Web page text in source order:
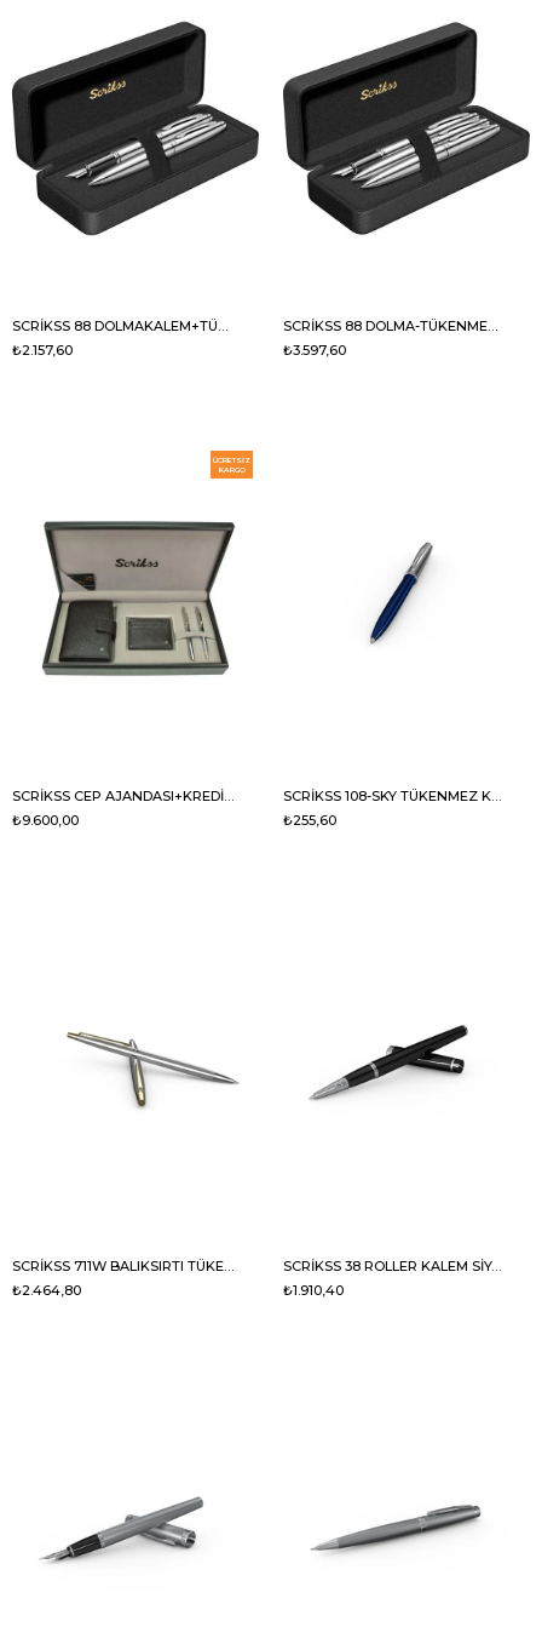
SCRİKSS 88 DOLMAKALEM+TÜKENMEZ KALEM KROM
₺2.157,60
SCRİKSS 88 DOLMA-TÜKENMEZ-VERS. Knight 3 LÜ
₺3.597,60
SCRİKSS CEP AJANDASI+KREDİ+35 G KROM
₺9.600,00
ÜCRETSIZ
KARGO
SCRİKSS 108-SKY TÜKENMEZ KALEM MAVİ
₺255,60
SCRİKSS 711W BALIKSIRTI TÜKENMEZ KALEM GOLD KROM
₺2.464,80
SCRİKSS 38 ROLLER KALEM SİYAH KROM
₺1.910,40